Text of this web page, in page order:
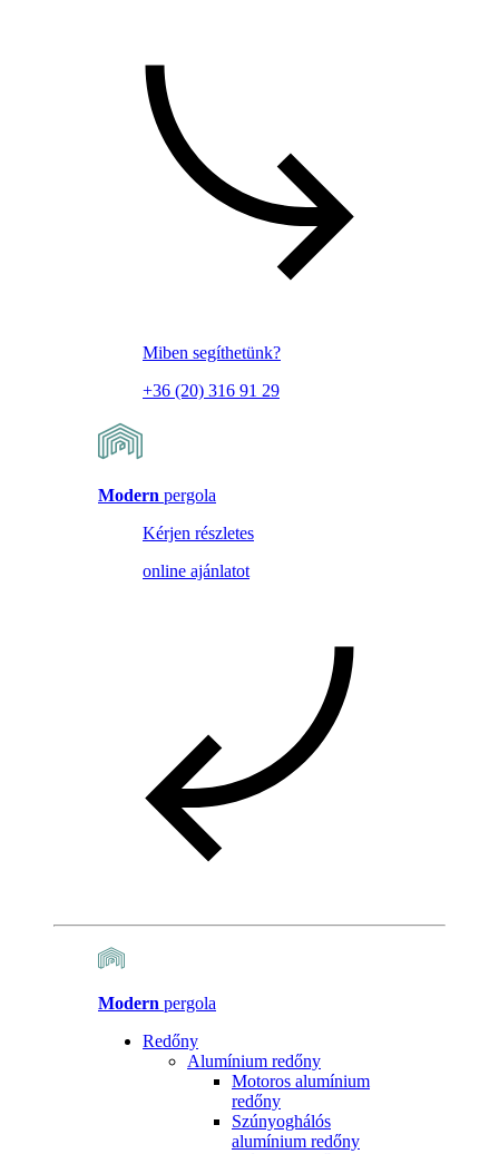
Miben segíthetünk?
+36 (20) 316 91 29
Modern pergola
Kérjen részletes
online ajánlatot
Modern pergola
Redőny
Alumínium redőny
Motoros alumínium
redőny
Szúnyoghálós
alumínium redőny